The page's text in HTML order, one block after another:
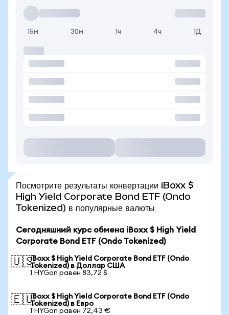
15м 30м 1ч 4ч 1Д
Посмотрите результаты конвертации iBoxx $
High Yield Corporate Bond ETF (Ondo
Tokenized) в популярные валюты
Сегодняшний курс обмена iBoxx $ High Yield
Corporate Bond ETF (Ondo Tokenized)
🇺🇸iBoxx $ High Yield Corporate Bond ETF (Ondo
Tokenized) в Доллар США
1 HYGon равен 83,72 $
🇪🇺iBoxx $ High Yield Corporate Bond ETF (Ondo
Tokenized) в Евро
1 HYGon равен 72,43 €